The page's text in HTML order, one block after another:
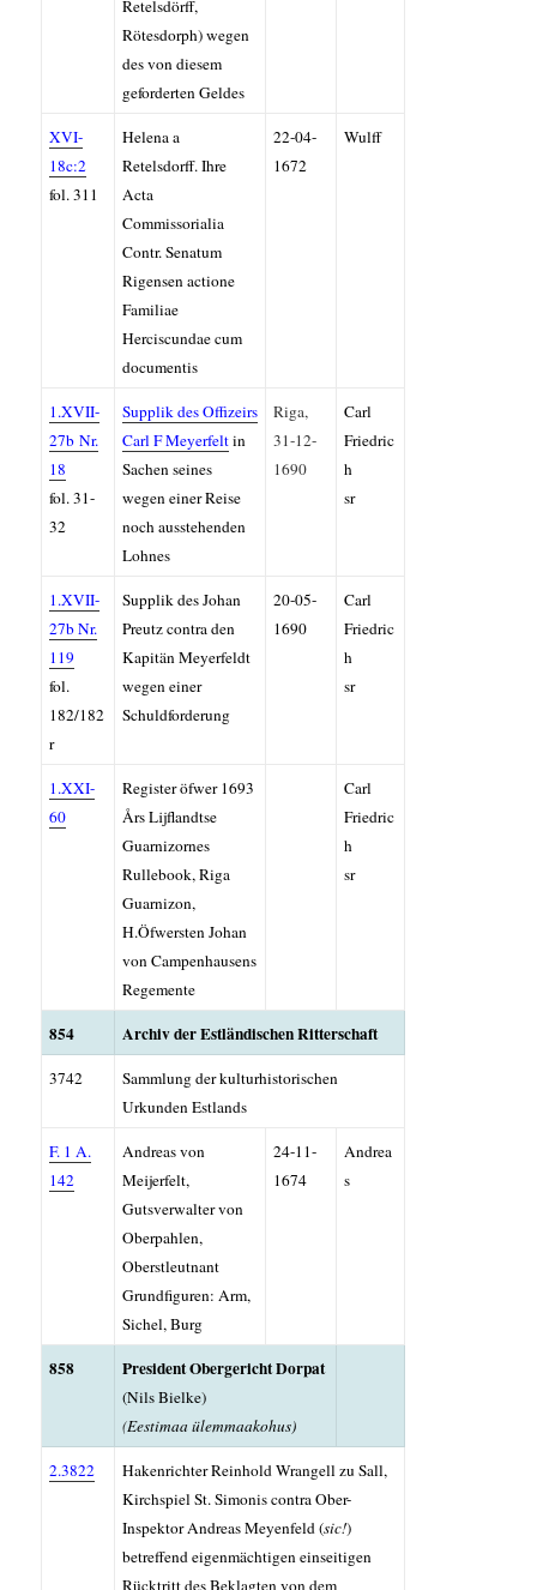
Retelsdörff,
Rötesdorph) wegen
des von diesem
geforderten Geldes
XVI-
18c:2
fol. 311
Helena a
Retelsdorff. Ihre
Acta
Commissorialia
Contr. Senatum
Rigensen actione
Familiae
Herciscundae cum
documentis
22-04-
1672
Wulff
1.XVII-
27b Nr.
18
fol. 31-
32
Supplik des Offizeirs
Carl F Meyerfeltin
Sachen seines
wegen einer Reise
noch ausstehenden
Lohnes
Riga,
31-12-
1690
Carl
Friedric
h
sr
1.XVII-
27b Nr.
119
fol.
182/182
r
Supplik des Johan
Preutz contra den
Kapitän Meyerfeldt
wegen einer
Schuldforderung
20-05-
1690
Carl
Friedric
h
sr
1.XXI-
60
Register öfwer 1693
Års Lijflandtse
Guarnizornes
Rullebook, Riga
Guarnizon,
H.Öfwersten Johan
von Campenhausens
Regemente
Carl
Friedric
h
sr
854 Archiv der Estländischen Ritterschaft
3742
Sammlung der kulturhistorischen
Urkunden Estlands
F. 1 A.
142
Andreas von
Meijerfelt,
Gutsverwalter von
Oberpahlen,
Oberstleutnant
Grundfiguren: Arm,
Sichel, Burg
24-11-
1674
Andrea
s
858 President ObergerichtDorpat
(Nils Bielke)
(Eestimaa ülemmaakohus)
2.3822
Hakenrichter Reinhold Wrangell zu Sall,
Kirchspiel St. Simonis contra Ober-
Inspektor Andreas Meyenfeld (sic!)
betreffendeigenmächtigen einseitigen